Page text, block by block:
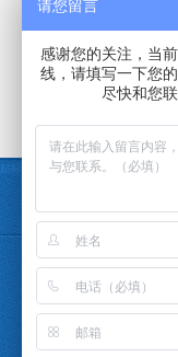
贴标机 自动贴标机 贴标机非
请您留言
感谢您的关注，当
线，请填写一下您
尽快和您联